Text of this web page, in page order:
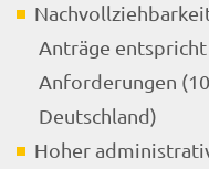
Anträge
Anforderungen
Deutschland)
Hoher